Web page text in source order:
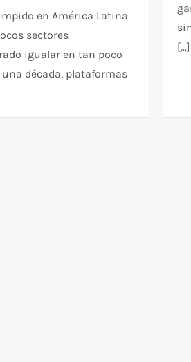
en América Latina
sectores
igualar en tan poco
década, plataformas
[…]